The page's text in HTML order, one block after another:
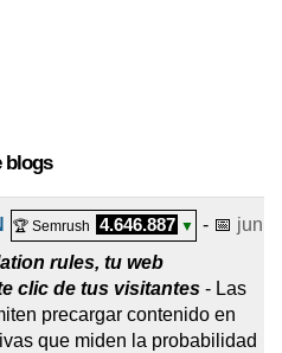
blogs
🏆 Semrush 4.646.887 ▼ - 📅 jun
rules, tu web
clic de tus visitantes - Las
precargar contenido en
que miden la probabilidad